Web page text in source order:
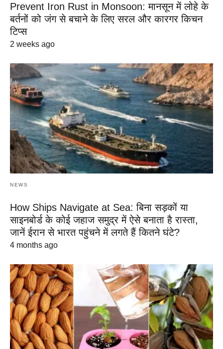
Prevent Iron Rust in Monsoon: मानसून में लोहे के
बर्तनों को जंग से बचाने के लिए सरल और कारगर किचन
टिप्स
2 weeks ago
NEWS
How Ships Navigate at Sea: बिना सड़कों या
साइनबोर्ड के कोई जहाज समुद्र में ऐसे बनाता है रास्ता,
जानें ईरान से भारत पहुंचने में लगते हैं कितने घंटे?
4 months ago